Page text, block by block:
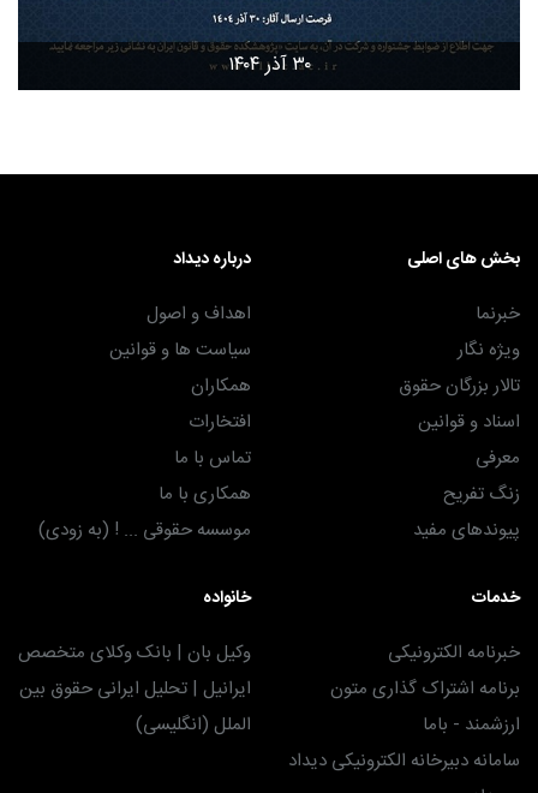
۳۰ آذر ۱۴۰۴
بخش های اصلی
خبرنما
ویژه نگار
تالار بزرگان حقوق
اسناد و قوانین
معرفی
زنگ تفریح
پیوندهای مفید
درباره دیداد
اهداف و اصول
سیاست ها و قوانین
همکاران
افتخارات
تماس با ما
همکاری با ما
موسسه حقوقی ... ! (به زودی)
خدمات
خبرنامه الکترونیکی
برنامه اشتراک گذاری متون
ارزشمند - باما
سامانه دبیرخانه الکترونیکی دیداد
خانواده
وکیل بان | بانک وکلای متخصص
ایرانیل | تحلیل ایرانی حقوق بین
الملل (انگلیسی)